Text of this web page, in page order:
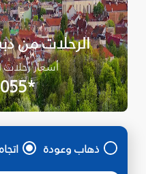
الرحلات من
أسعار رحلات
*AED 2,055
ذهاب وعودة